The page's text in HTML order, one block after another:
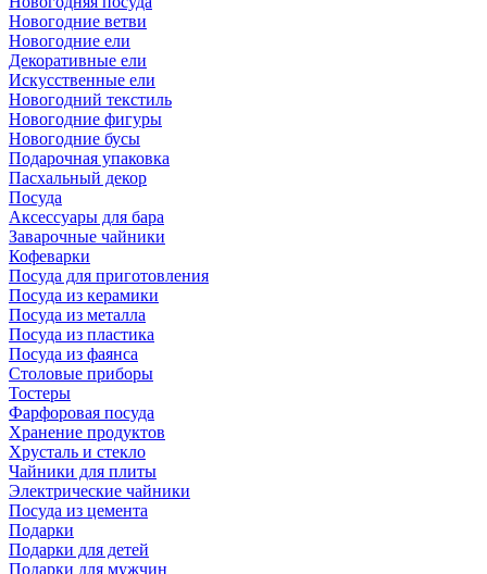
Новогодние ветви
Новогодние ели
Декоративные ели
Искусственные ели
Новогодний текстиль
Новогодние фигуры
Новогодние бусы
Подарочная упаковка
Пасхальный декор
Посуда
Аксессуары для бара
Заварочные чайники
Кофеварки
Посуда для приготовления
Посуда из керамики
Посуда из металла
Посуда из пластика
Посуда из фаянса
Столовые приборы
Тостеры
Фарфоровая посуда
Хранение продуктов
Хрусталь и стекло
Чайники для плиты
Электрические чайники
Посуда из цемента
Подарки
Подарки для детей
Подарки для мужчин